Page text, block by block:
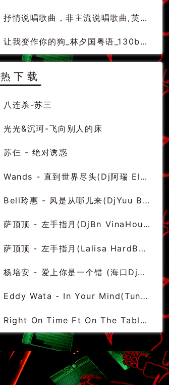
抒情说唱歌曲，非主流说唱歌曲,英文说唱歌曲
让我变作你的狗_林夕国粤语_130bpm-[Dj阿伟]
热下载
八连杀-苏三
光光&沉珂-飞向别人的床
苏仨 - 绝对诱惑
Wands - 直到世界尽头(Dj阿瑞 Electro Rmx 2023) - 中文Remix 中文CLUB 华语Remix
Bell玲惠 - 风是从哪儿来(DjYuu Bounce Rmx 2023) - 中文Remix 中文CLUB 华语Remix
萨顶顶 - 左手指月(DjBn VinaHouse Rmx 2023 v2) - 中文Remix 中文CLUB 华语Remix
萨顶顶 - 左手指月(Lalisa HardBounce Rmx 2023) - 中文DISCO 国潮改版中文 国潮DISCO
杨培安 - 爱上你是一个错 (海口Dj阿宽 Electro Rmx 2022) - 中文Remix 中文CLUB 华语Remix
Eddy Wata - In Your Mind(Tung Mix)-越鼓男VinaHouse - 外文Remix 越南鼓 越南风格
Right On Time Ft On The Table(Extended Mix)-越鼓男VinaHouse - 外文Remix 越南鼓 越南风格